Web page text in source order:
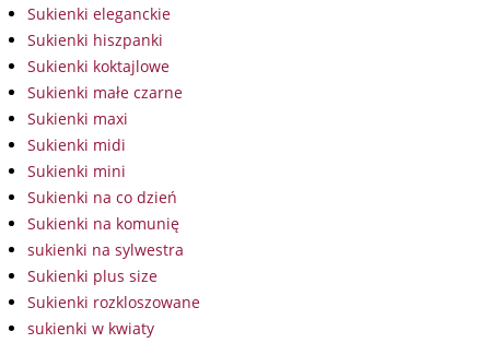
Sukienki eleganckie
Sukienki hiszpanki
Sukienki koktajlowe
Sukienki małe czarne
Sukienki maxi
Sukienki midi
Sukienki mini
Sukienki na co dzień
Sukienki na komunię
sukienki na sylwestra
Sukienki plus size
Sukienki rozkloszowane
sukienki w kwiaty